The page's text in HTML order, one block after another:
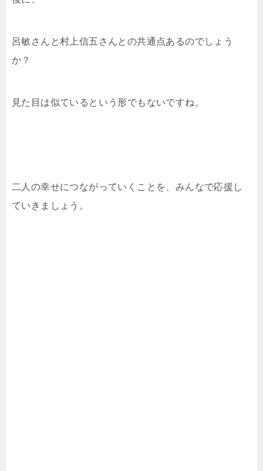
呂敏さんと村上信五さんとの共通点あるのでしょう
か？
見た目は似ているという形でもないですね。
二人の幸せにつながっていくことを、みんなで応援し
ていきましょう。